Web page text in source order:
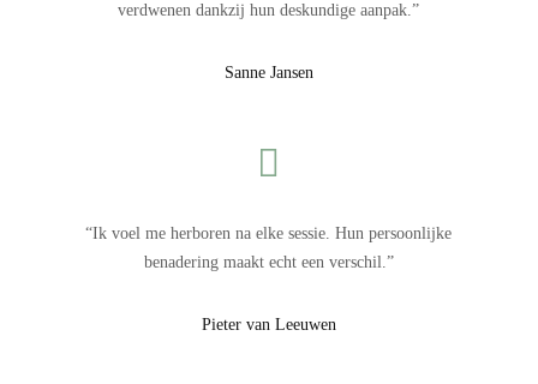
verdwenen dankzij hun deskundige aanpak.”
Sanne Jansen

“Ik voel me herboren na elke sessie. Hun persoonlijke
benadering maakt echt een verschil.”
Pieter van Leeuwen